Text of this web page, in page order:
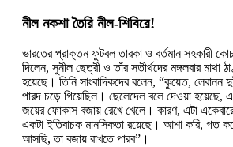
নীল নকশা তৈরি নীল-শিবিরে!
ভারতের প্রাক্তন ফুটবল তারকা ও বর্তমান সহকারী
দিলেন, সুনীল ছেত্রী ও তাঁর সতীর্থদের মঙ্গলবার মাথা
হয়েছে। তিনি সাংবাদিকদের বলেন, “কুয়েত, লেবানন
পারদ চড়ে গিয়েছিল। ছেলেদেল বলে দেওয়া হয়েছে,
জয়ের ফোকাস বজায় রেখে খেলে। কারণ, এটা
একটা ইতিবাচক মানসিকতা রয়েছে। আশা করি, গত
আসছি, তা বজায় রাখতে পারব”।